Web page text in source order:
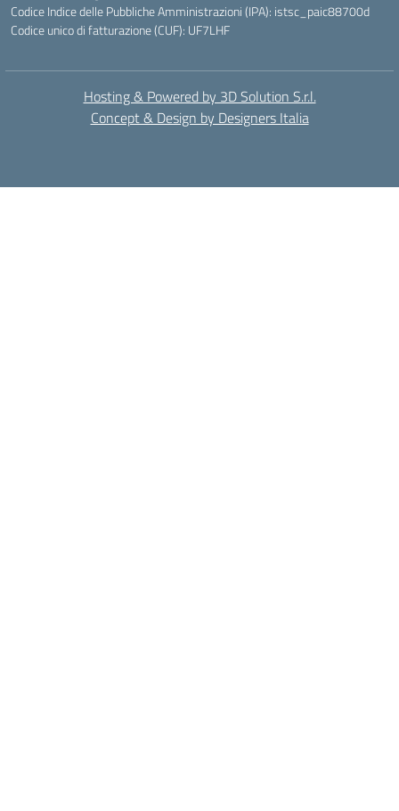
Codice Indice delle Pubbliche Amministrazioni (IPA): istsc_paic88700d
Codice unico di fatturazione (CUF): UF7LHF
Hosting & Powered by 3D Solution S.r.l.
Concept & Design by Designers Italia